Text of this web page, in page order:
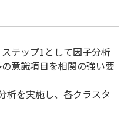
テップ1として因子分析
意識項目を相関の強い要
析を実施し、各クラスタ